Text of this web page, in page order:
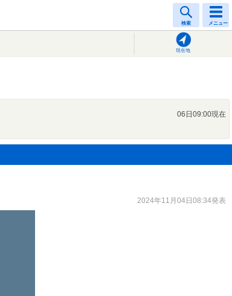
検索 メニュー
現在地
06日09:00現在
2024年11月04日08:34発表